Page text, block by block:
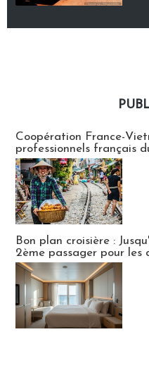
Coopération France-
professionnels français
Bon plan croisière :
2ème passager pour les